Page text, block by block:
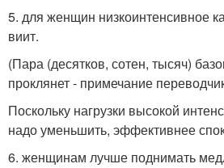
5. для женщин низкоинтенсивное
виит.
(Пара (десятков, сотен, тысяч)
проклянет - примечание
Поскольку нагрузки высокой
надо уменьшить, эффективнее
6. женщинам лучше поднимать